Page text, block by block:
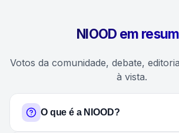
NIOOD em
Votos da comunidade, debate,
à vista.
O que é a NIOOD?